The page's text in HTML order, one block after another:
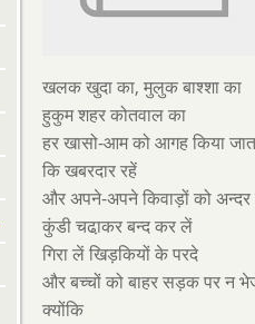
खलक खुदा का, मुलुक बाश्शा का
हुकुम शहर कोतवाल का
हर खासो-आम को आगह किया
कि खबरदार रहें
और अपने-अपने किवाड़ों को
कुंडी चढा़कर बन्द कर लें
गिरा लें खिड़कियों के परदे
और बच्चों को बाहर सड़क पर न
क्योंकि